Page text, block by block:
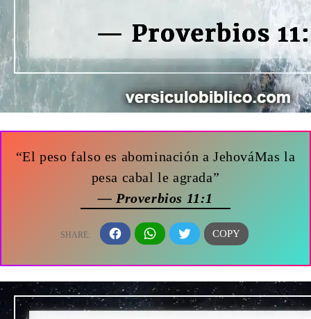
“El peso falso es abominación a JehováMas la
pesa cabal le agrada”
— Proverbios 11:1